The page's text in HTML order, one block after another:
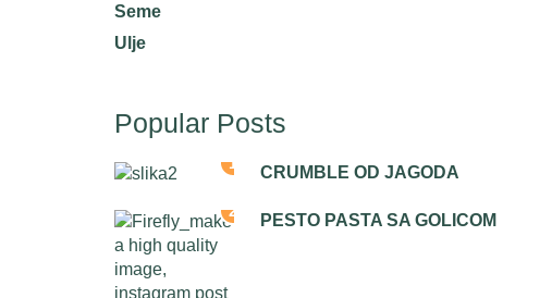
Seme
Ulje
Popular Posts
1 CRUMBLE OD JAGODA
2 PESTO PASTA SA GOLICOM